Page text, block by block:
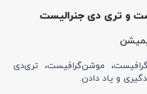
و تری دی جنرالیست
موشن‌گرافیست، تری‌دی
و یاد دادن.